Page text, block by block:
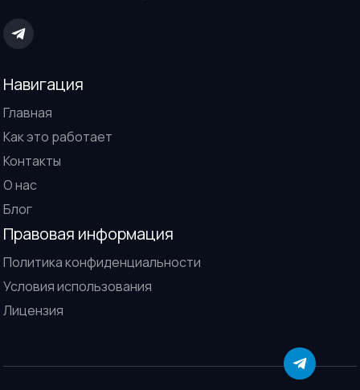
Навигация
Главная
Как это работает
Контакты
О нас
Блог
Правовая информация
Политика конфиденциальности
Условия использования
Лицензия